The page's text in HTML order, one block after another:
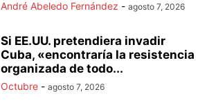
André Abeledo Fernández - agosto 7, 2026
Si EE.UU. pretendiera invadir
Cuba, «encontraría la resistencia
organizada de todo...
Octubre - agosto 7, 2026